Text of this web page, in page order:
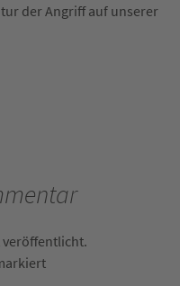
der Angriff auf unserer
veröffentlicht.